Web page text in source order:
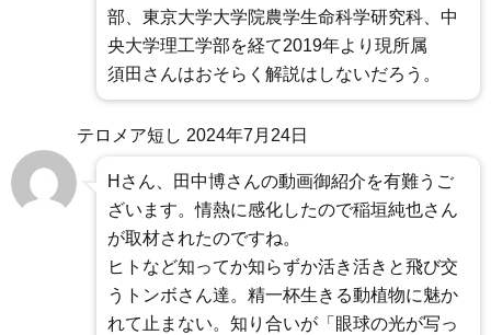
部、東京大学大学院農学生命科学研究科、中
央大学理工学部を経て2019年より現所属
須田さんはおそらく解説はしないだろう。
テロメア短し 2024年7月24日
Hさん、田中博さんの動画御紹介を有難うご
ざいます。情熱に感化したので稲垣純也さん
が取材されたのですね。
ヒトなど知ってか知らずか活き活きと飛び交
うトンボさん達。精一杯生きる動植物に魅か
れて止まない。知り合いが「眼球の光が写っ